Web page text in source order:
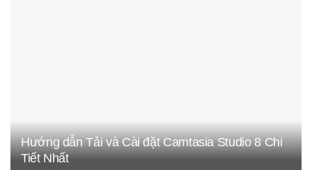
Hướng dẫn Tải và Cài đặt Camtasia Studio 8 Chi
Tiết Nhất